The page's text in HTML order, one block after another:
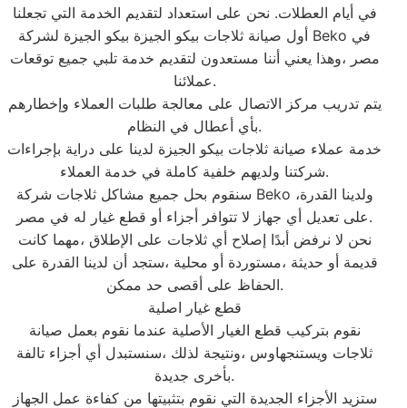
في أيام العطلات. نحن على استعداد لتقديم الخدمة التي تجعلنا
أول صيانة ثلاجات بيكو الجيزة بيكو الجيزة لشركة Beko في
مصر ،وهذا يعني أننا مستعدون لتقديم خدمة تلبي جميع توقعات
عملائنا.
يتم تدريب مركز الاتصال على معالجة طلبات العملاء وإخطارهم
بأي أعطال في النظام.
خدمة عملاء صيانة ثلاجات بيكو الجيزة لدينا على دراية بإجراءات
شركتنا ولديهم خلفية كاملة في خدمة العملاء.
سنقوم بحل جميع مشاكل ثلاجات شركة Beko ،ولدينا القدرة
على تعديل أي جهاز لا تتوافر أجزاء أو قطع غيار له في مصر.
نحن لا نرفض أبدًا إصلاح أي ثلاجات على الإطلاق ،مهما كانت
قديمة أو حديثة ،مستوردة أو محلية ،ستجد أن لدينا القدرة على
الحفاظ على أقصى حد ممكن.
قطع غيار اصلية
نقوم بتركيب قطع الغيار الأصلية عندما نقوم بعمل صيانة
ثلاجات ويستنجهاوس ،ونتيجة لذلك ،سنستبدل أي أجزاء تالفة
بأخرى جديدة.
ستزيد الأجزاء الجديدة التي نقوم بتثبيتها من كفاءة عمل الجهاز